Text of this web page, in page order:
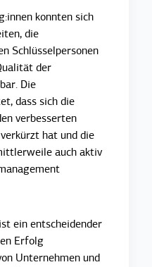
konnten sich
die
Schlüsselpersonen
der
Die
dass sich die
verbesserten
hat und die
auch aktiv
ist ein entscheidender
Erfolg
Unternehmen und